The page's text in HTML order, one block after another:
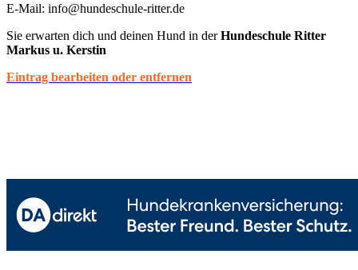
E-Mail: info@hundeschule-ritter.de
Sie erwarten dich und deinen Hund in derHundeschule Ritter
Markus u. Kerstin
Eintrag bearbeiten oder entfernen